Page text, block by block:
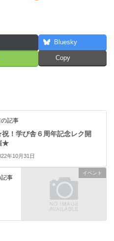
Bluesky
Copy
記事
！学び舎６周年記念レク開
★
年10月31日
イベント
記事